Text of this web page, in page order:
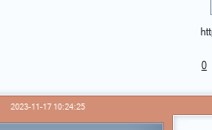
0
2023-11-17 10:24:25